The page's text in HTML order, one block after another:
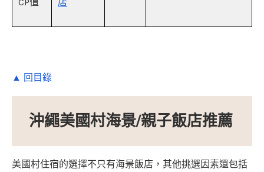
CP值 店
▲ 回目錄
沖繩美國村海景/親子飯店推薦
美國村住宿的選擇不只有海景飯店，其他挑選因素還包括